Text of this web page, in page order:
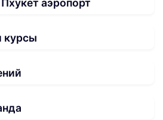
аэропорт
курсы